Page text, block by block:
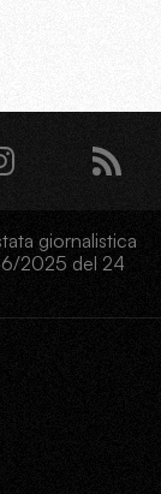
giornalistica
2025 del 24